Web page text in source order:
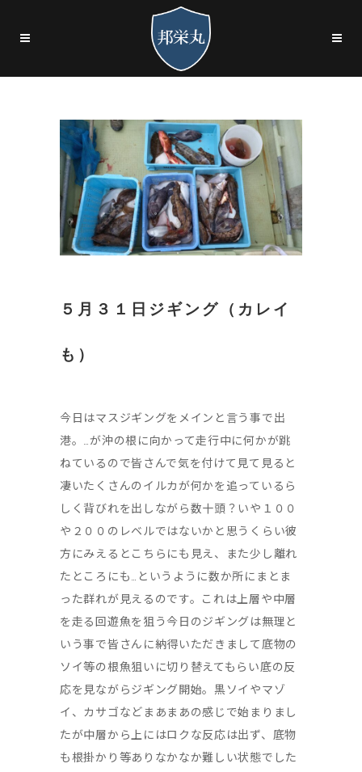
５月３１日ジギング（カレイ
も）
今日はマスジギングをメインと言う事で出
港。…が沖の根に向かって走行中に何かが跳
ねているので皆さんで気を付けて見て見ると
凄いたくさんのイルカが何かを追っているら
しく背びれを出しながら数十頭？いや１００
や２００のレベルではないかと思うくらい彼
方にみえるとこちらにも見え、また少し離れ
たところにも…というように数か所にまとま
った群れが見えるのです。これは上層や中層
を走る回遊魚を狙う今日のジギングは無理と
いう事で皆さんに納得いただきまして底物の
ソイ等の根魚狙いに切り替えてもらい底の反
応を見ながらジギング開始。黒ソイやマゾ
イ、カサゴなどまあまあの感じで始まりまし
たが中層から上にはロクな反応は出ず、底物
も根掛かり等ありなかなか難しい状態でした